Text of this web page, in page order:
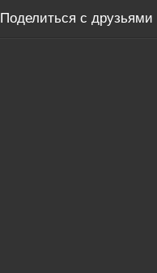
Поделиться с друзьями